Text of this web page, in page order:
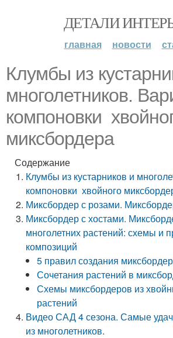
ДЕТАЛИ
главная новости
Клумбы из
многолетников.
компоновки
миксбордера
Содержание
Клумбы из кустарников и
компоновки хвойного
Миксбордер с розами.
Миксбордер с хостами.
многолетних растений: схемы и
композиций
5 правил создания
Сочетания растений в
Схемы миксбордеров из
растений
Видео САД 4 сезона. Самые
из многолетников.